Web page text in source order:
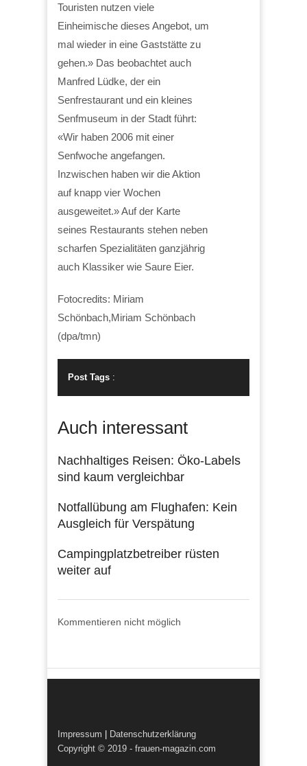
Touristen nutzen viele
Einheimische dieses Angebot, um
mal wieder in eine Gaststätte zu
gehen.» Das beobachtet auch
Manfred Lüdke, der ein
Senfrestaurant und ein kleines
Senfmuseum in der Stadt führt:
«Wir haben 2006 mit einer
Senfwoche angefangen.
Inzwischen haben wir die Aktion
auf knapp vier Wochen
ausgeweitet.» Auf der Karte
seines Restaurants stehen neben
scharfen Spezialitäten ganzjährig
auch Klassiker wie Saure Eier.
Fotocredits: Miriam
Schönbach,Miriam Schönbach
(dpa/tmn)
Post Tags :
Auch interessant
Nachhaltiges Reisen: Öko-Labels
sind kaum vergleichbar
Notfallübung am Flughafen: Kein
Ausgleich für Verspätung
Campingplatzbetreiber rüsten
weiter auf
Kommentieren nicht möglich
Impressum
Datenschutzerklärung
Copyright © 2019 - frauen-magazin.com